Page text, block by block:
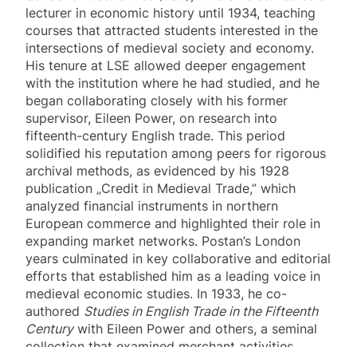
lecturer in economic history until 1934, teaching
courses that attracted students interested in the
intersections of medieval society and economy.
His tenure at LSE allowed deeper engagement
with the institution where he had studied, and he
began collaborating closely with his former
supervisor, Eileen Power, on research into
fifteenth-century English trade. This period
solidified his reputation among peers for rigorous
archival methods, as evidenced by his 1928
publication „Credit in Medieval Trade,” which
analyzed financial instruments in northern
European commerce and highlighted their role in
expanding market networks. Postan’s London
years culminated in key collaborative and editorial
efforts that established him as a leading voice in
medieval economic studies. In 1933, he co-
authored Studies in English Trade in the Fifteenth
Centurywith Eileen Power and others, a seminal